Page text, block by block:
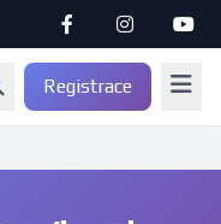
Registrace